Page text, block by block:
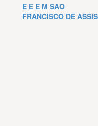
E E E M SAO
FRANCISCO DE ASSIS